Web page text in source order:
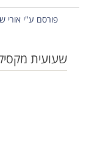
פורסם ע"י אורי
שעועית